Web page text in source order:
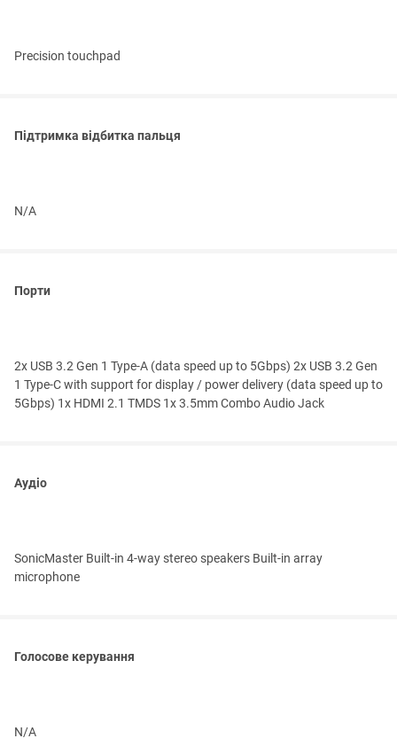
Precision touchpad
Підтримка відбитка пальця
N/A
Порти
2x USB 3.2 Gen 1 Type-A (data speed up to 5Gbps) 2x USB 3.2 Gen
1 Type-C with support for display / power delivery (data speed up to
5Gbps) 1x HDMI 2.1 TMDS 1x 3.5mm Combo Audio Jack
Аудіо
SonicMaster Built-in 4-way stereo speakers Built-in array
microphone
Голосове керування
N/A